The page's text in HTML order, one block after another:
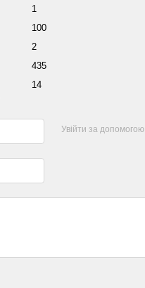
1
100
2
435
14
Увійти за допомогою